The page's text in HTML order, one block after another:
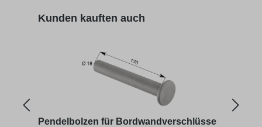
Produktgalerie überspringen
Kunden kauften auch
Pendelbolzen für Bordwandverschlüsse